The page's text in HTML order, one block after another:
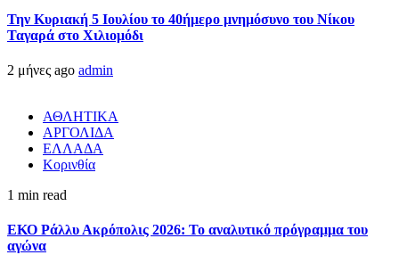
Την Κυριακή 5 Ιουλίου το 40ήμερο μνημόσυνο του Νίκου
Ταγαρά στο Χιλιομόδι
2 μήνες ago admin
ΑΘΛΗΤΙΚΑ
ΑΡΓΟΛΙΔΑ
ΕΛΛΑΔΑ
Κορινθία
1 min read
ΕΚΟ Ράλλυ Ακρόπολις 2026: Το αναλυτικό πρόγραμμα του
αγώνα